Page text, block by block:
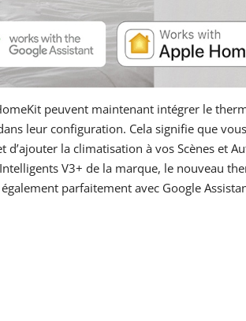
peuvent maintenant intégrer le
leur configuration. Cela signifie que
d’ajouter la climatisation à vos Scènes et
V3+ de la marque, le nouveau
parfaitement avec Google